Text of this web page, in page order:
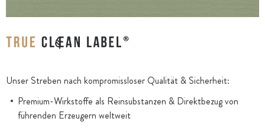
Unser Streben nach kompromissloser Qualität & Sicherheit:
Premium-Wirkstoffe als Reinsubstanzen & Direktbezug von
führenden Erzeugern weltweit